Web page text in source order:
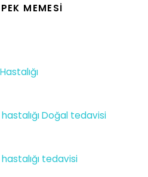
MEMESI
Doğal tedavisi
tedavisi